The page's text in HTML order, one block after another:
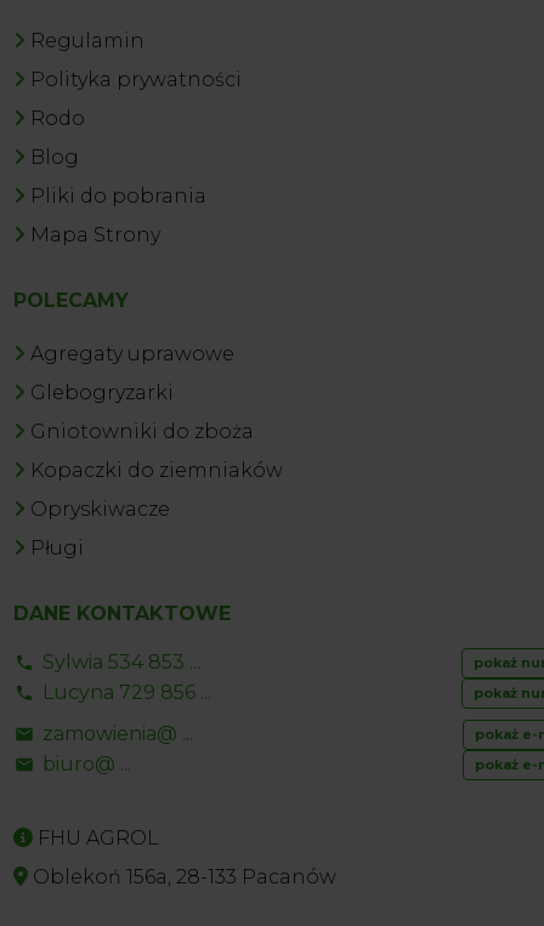
Regulamin
Polityka prywatności
Rodo
Blog
Pliki do pobrania
Mapa Strony
POLECAMY
Agregaty uprawowe
Glebogryzarki
Gniotowniki do zboża
Kopaczki do ziemniaków
Opryskiwacze
Pługi
DANE KONTAKTOWE
Sylwia 534 853 ... pokaż
Lucyna 729 856 ... pokaż
zamowienia@ ... pokaż e-
biuro@ ... pokaż e-
FHU AGROL
Oblekoń 156a, 28-133 Pacanów